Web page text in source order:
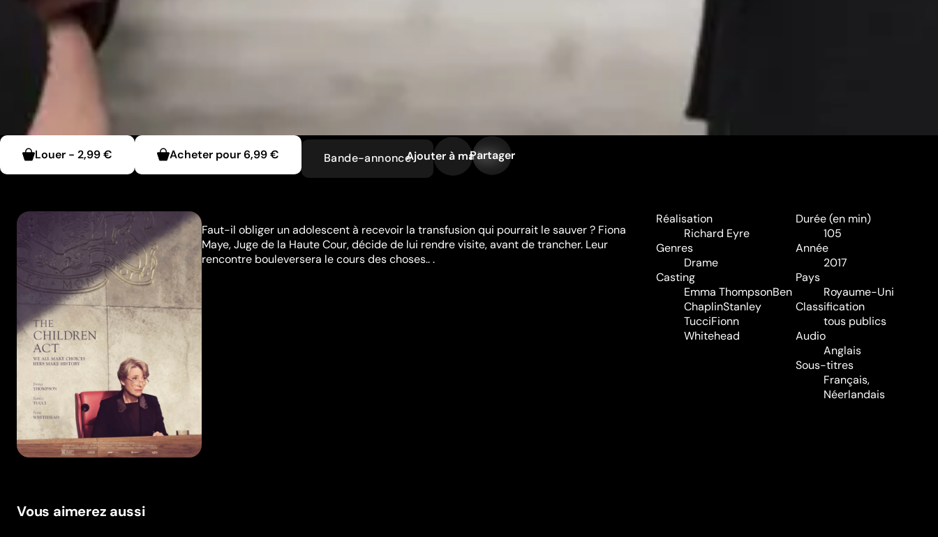
Louer - 2,99 € Acheter pour6,99 € Bande-annonceAjouter à ma liste
Partager
Faut-il obliger un adolescent à recevoir la transfusion qui pourrait le sauver ? Fiona
Maye, Juge de la Haute Cour, décide de lui rendre visite, avant de trancher. Leur
rencontre bouleversera le cours des choses.. .
Réalisation
Richard Eyre
Genres
Drame
Casting
Emma ThompsonBen
ChaplinStanley
TucciFionn
Whitehead
Durée (en min)
105
Année
2017
Pays
Royaume-Uni
Classification
tous publics
Audio
Anglais
Sous-titres
Français,
Néerlandais
Vous aimerez aussi